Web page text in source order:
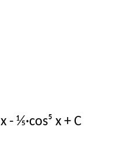
- ⅕·cos⁵ x + C